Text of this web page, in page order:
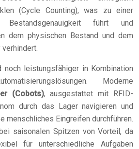
(Cycle Counting), was zu einer
Bestandsgenauigkeit führt und
dem physischen Bestand und dem
noch leistungsfähiger in Kombination
Moderne
(Cobots), ausgestattet mit RFID-
durch das Lager navigieren und
menschliches Eingreifen durchführen.
saisonalen Spitzen von Vorteil, da
für unterschiedliche Aufgaben